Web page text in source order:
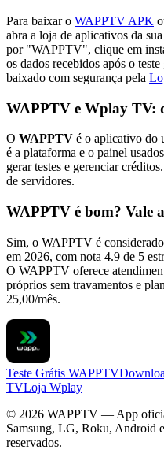
Para baixar o WAPPTV APK
abra a loja de aplicativos da
por "WAPPTV", clique em
os dados recebidos após o
baixado com segurança pela
WAPPTV e Wplay TV:
O WAPPTV é o aplicativo do
é a plataforma e o painel
gerar testes e gerenciar
de servidores.
WAPPTV é bom? Vale
Sim, o WAPPTV é
em 2026, com nota 4.9 de 5
O WAPPTV oferece
próprios sem travamentos e
25,00/mês.
Teste Grátis WAPPTV
TVLoja Wplay
© 2026 WAPPTV — App
Samsung, LG, Roku, Android
reservados.